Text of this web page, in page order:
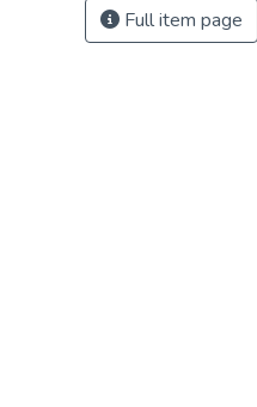
Full item page